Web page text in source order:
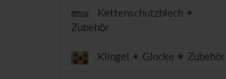
Kettenschutzblech ✶
Zubehör
Klingel ✶ Glocke ✶ Zubehör